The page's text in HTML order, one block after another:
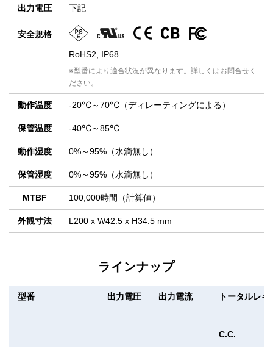
出力電圧 下記
安全規格
RoHS2, IP68
※型番により適合状況が異なります。詳しくはお問合せく
ださい。
動作温度 -20℃～70℃（ディレーティングによる）
保管温度 -40℃～85℃
動作湿度 0%～95%（水滴無し）
保管湿度 0%～95%（水滴無し）
MTBF 100,000時間（計算値）
外観寸法 L200 x W42.5 x H34.5 mm
ラインナップ
型番 出力電圧 出力電流 トータルレ
C.C.